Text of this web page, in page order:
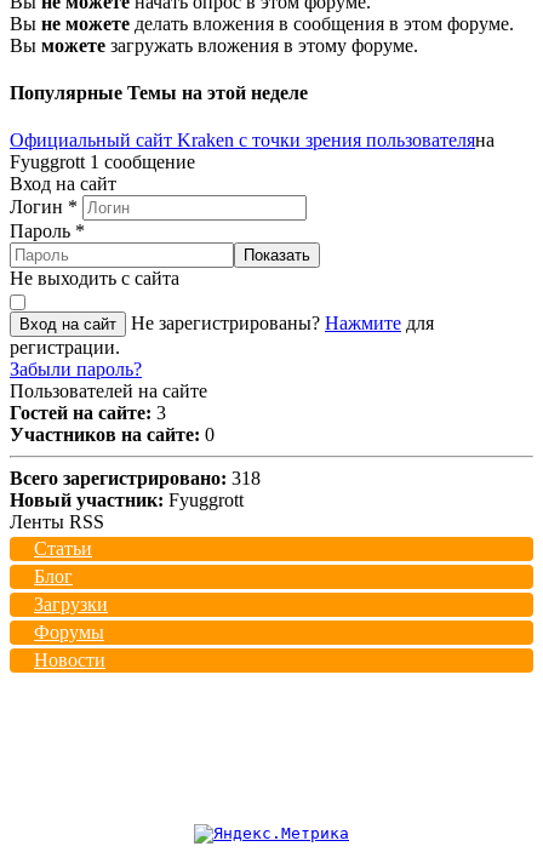
Вы не можете делать вложения в сообщения в этом форуме.
Вы можете загружать вложения в этому форуме.
Популярные Темы на этой неделе
Официальный сайт Kraken с точки зрения пользователяна
Fyuggrott1 сообщение
Вход на сайт
Логин *
Пароль *
Показать
Не выходить с сайта
Вход на сайт Не зарегистрированы? Нажмите для
регистрации.
Забыли пароль?
Пользователей на сайте
Гостей на сайте: 3
Участников на сайте: 0
Всего зарегистрировано: 318
Новый участник: Fyuggrott
Ленты RSS
Статьи
Блог
Загрузки
Форумы
Новости